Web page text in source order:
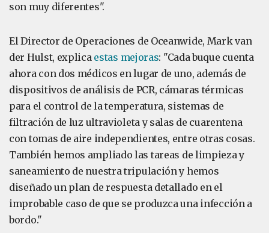
son muy diferentes".
El Director de Operaciones de Oceanwide, Mark van
der Hulst, explica estas mejoras: "Cada buque cuenta
ahora con dos médicos en lugar de uno, además de
dispositivos de análisis de PCR, cámaras térmicas
para el control de la temperatura, sistemas de
filtración de luz ultravioleta y salas de cuarentena
con tomas de aire independientes, entre otras cosas.
También hemos ampliado las tareas de limpieza y
saneamiento de nuestra tripulación y hemos
diseñado un plan de respuesta detallado en el
improbable caso de que se produzca una infección a
bordo."